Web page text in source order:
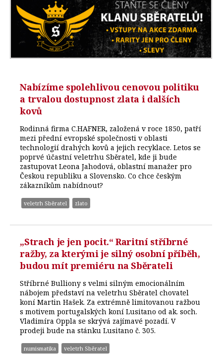
Nabízíme spolehlivou cenovou politiku
a trvalou dostupnost zlata i dalších
kovů
Rodinná firma C.HAFNER, založená v roce 1850, patří
mezi přední evropské společnosti v oblasti
technologií drahých kovů a jejich recyklace. Letos se
poprvé účastní veletrhu Sběratel, kde ji bude
zastupovat Leona Jahodová, oblastní manažer pro
Českou republiku a Slovensko. Co chce českým
zákazníkům nabídnout?
veletrh Sběratel zlato
„Strach je jen pocit.“ Raritní stříbrné
ražby, za kterými je silný osobní příběh,
budou mít premiéru na Sběrateli
Stříbrné Bulliony s velmi silným emocionálním
nábojem představí na veletrhu Sběratel chovatel
koní Martin Hašek. Za extrémně limitovanou ražbou
s motivem portugalských koní Lusitano od ak. soch.
Vladimíra Oppla se skrývá zajímavé pozadí. V
prodeji bude na stánku Lusitano č. 305.
numismatika veletrh Sběratel